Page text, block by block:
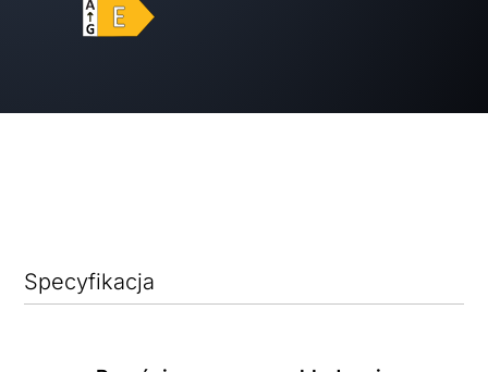
Specyfikacja